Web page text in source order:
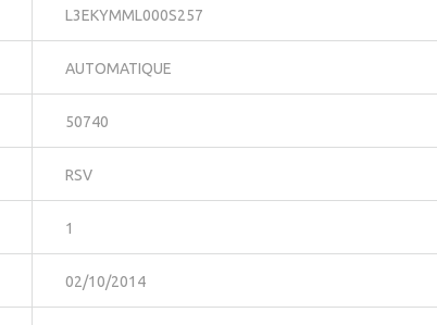
L3EKYMML000S257
AUTOMATIQUE
50740
RSV
1
02/10/2014